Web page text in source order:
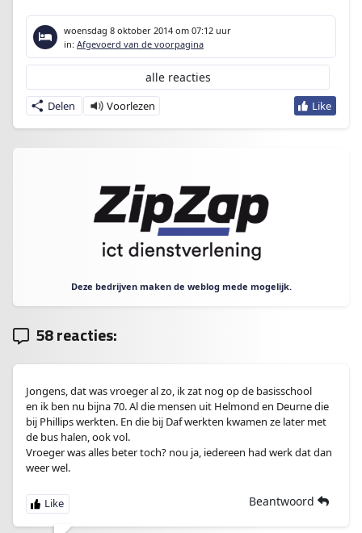
woensdag 8 oktober 2014 om 07:12 uur
in: Afgevoerd van de voorpagina
Delen
alle reacties
Deze bedrijven maken de weblog mede mogelijk.
58 reacties:
Jongens, dat was vroeger al zo, ik zat nog op de basisschool
en ik ben nu bijna 70. Al die mensen uit Helmond en Deurne die
bij Phillips werkten. En die bij Daf werkten kwamen ze later met
de bus halen, ook vol.
Vroeger was alles beter toch? nou ja, iedereen had werk dat dan
weer wel.
Beantwoord